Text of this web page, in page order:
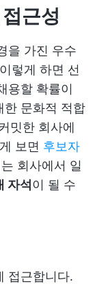
근성
을 가진 우수
렇게 하면 선
용할 확률이
한 문화적 적합
밋한 회사에
보면 후보자
회사에서 일
자석 이 될 수
접근합니다.